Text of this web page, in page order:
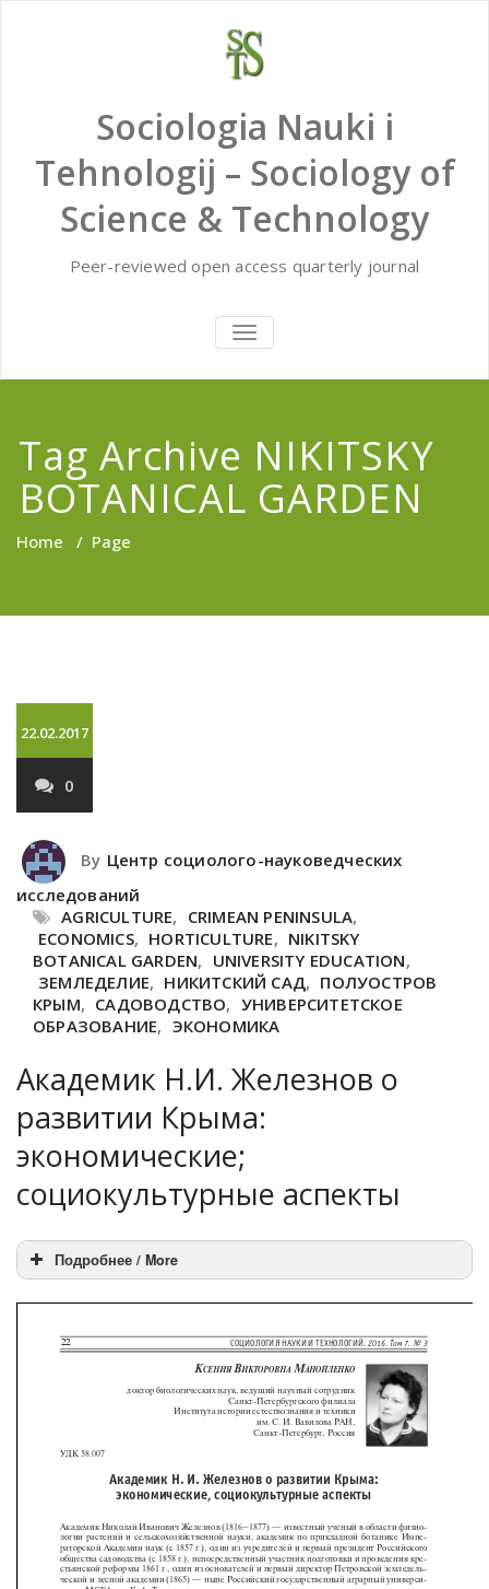
Sociologia Nauki i
Tehnologij – Sociology of
Science & Technology
Peer-reviewed open access quarterly journal
TOGGLE
NAVIGATION
Tag Archive NIKITSKY
BOTANICAL GARDEN
Home / Page
22.02.2017
0
By Центр социолого-науковедческих
исследований
AGRICULTURE, CRIMEAN PENINSULA,
ECONOMICS, HORTICULTURE, NIKITSKY
BOTANICAL GARDEN, UNIVERSITY EDUCATION,
ЗЕМЛЕДЕЛИЕ, НИКИТСКИЙ САД, ПОЛУОСТРОВ
КРЫМ, САДОВОДСТВО, УНИВЕРСИТЕТСКОЕ
ОБРАЗОВАНИЕ, ЭКОНОМИКА
Академик Н.И. Железнов о
развитии Крыма:
экономические;
социокультурные аспекты
Подробнее / More